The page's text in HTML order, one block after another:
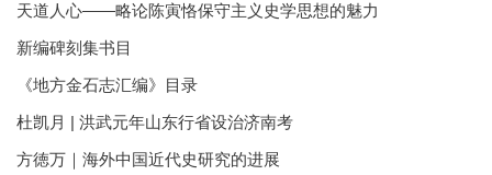
天道人心——略论陈寅恪保守主义史学思想的魅力
新编碑刻集书目
《地方金石志汇编》目录
杜凯月 | 洪武元年山东行省设治济南考
方徳万｜海外中国近代史研究的进展